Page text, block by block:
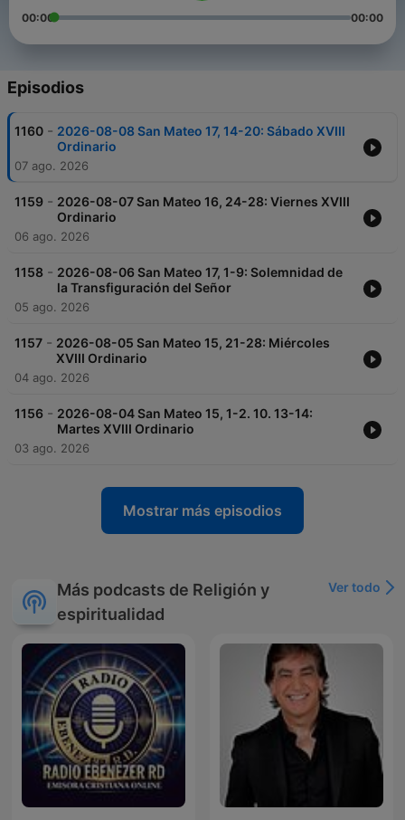
00:00 00:00
Episodios
1160 - 2026-08-08 San Mateo 17, 14-20: Sábado XVIII
Ordinario
07 ago. 2026
1159 - 2026-08-07 San Mateo 16, 24-28: Viernes XVIII
Ordinario
06 ago. 2026
1158 - 2026-08-06 San Mateo 17, 1-9: Solemnidad de
la Transfiguración del Señor
05 ago. 2026
1157 - 2026-08-05 San Mateo 15, 21-28: Miércoles
XVIII Ordinario
04 ago. 2026
1156 - 2026-08-04 San Mateo 15, 1-2. 10. 13-14:
Martes XVIII Ordinario
03 ago. 2026
Mostrar más episodios
Más podcasts de Religión y
espiritualidad
Ver todo